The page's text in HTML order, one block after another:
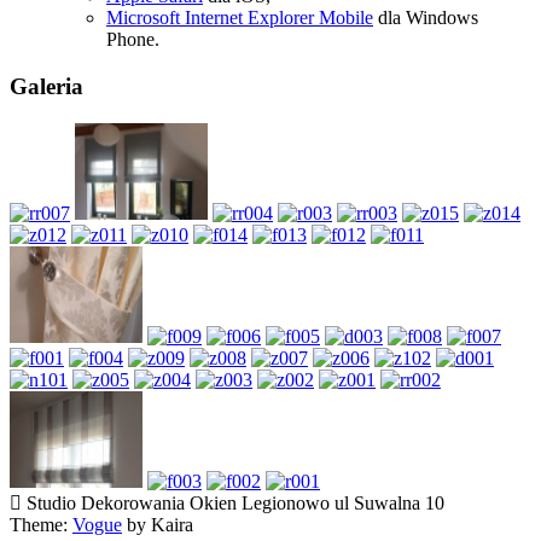
Microsoft Internet Explorer Mobile dla Windows
Phone.
Galeria
Studio Dekorowania Okien Legionowo ul Suwalna 10
Theme: Vogue by Kaira